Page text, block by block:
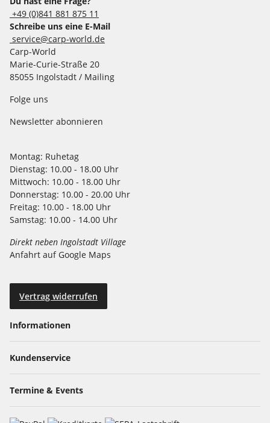
+49 (0)841 881 875 11
Schreibe uns eine E-Mail
service@carp-world.de
Carp-World
Marie-Curie-Straße 20
85055 Ingolstadt / Mailing
Folge uns
Newsletter abonnieren
Montag: Ruhetag
Dienstag: 10.00 - 18.00 Uhr
Mittwoch: 10.00 - 18.00 Uhr
Donnerstag: 10.00 - 20.00 Uhr
Freitag: 10.00 - 18.00 Uhr
Samstag: 10.00 - 14.00 Uhr
Direkt neben Ingolstadt Village
Anfahrt auf Google Maps
Vertrag widerrufen
Informationen
Kundenservice
Termine & Events